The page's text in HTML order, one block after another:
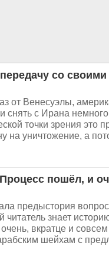
со своими
от Венесуэлы,
с Ирана немного
точки зрения это
на уничтожение, а
пошёл, и
предыстория
знает
вкратце и совсем
шейхам с